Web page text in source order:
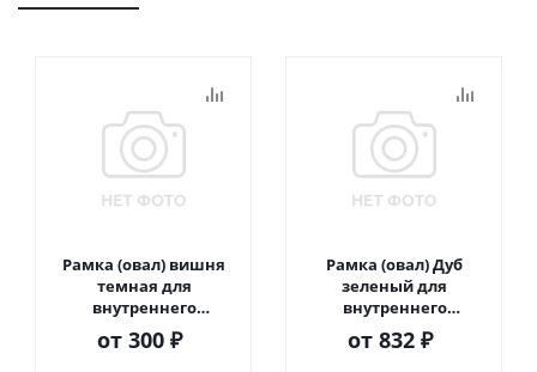
Рамка (овал) вишня
темная для
внутреннего
монтажа
от 300 ₽
Рамка (овал) Дуб
зеленый для
внутреннего
монтажа
от 832 ₽